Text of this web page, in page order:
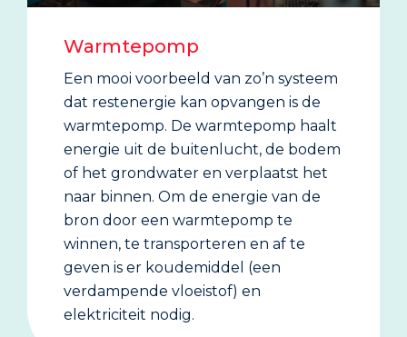
Warmtepomp
Een mooi voorbeeld van zo’n systeem
dat restenergie kan opvangen is de
warmtepomp. De warmtepomp haalt
energie uit de buitenlucht, de bodem
of het grondwater en verplaatst het
naar binnen. Om de energie van de
bron door een warmtepomp te
winnen, te transporteren en af te
geven is er koudemiddel (een
verdampende vloeistof) en
elektriciteit nodig.